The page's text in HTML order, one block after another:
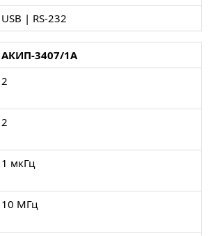
USB | RS-232
АКИП-3407/1А
2
2
1 мкГц
10 МГц